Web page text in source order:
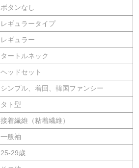
ボタンなし
レギュラータイプ
レギュラー
タートルネック
ヘッドセット
シンプル、着回、韓国ファンシー
タト型
接着繊維（粘着繊維）
一般袖
25-29歳